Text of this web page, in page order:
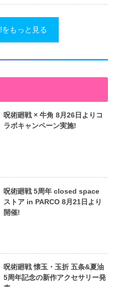
もっと見る
呪術廻戦 × 牛角 8月26日よりコ
ラボキャンペーン実施!
呪術廻戦 5周年 closed space
ストア in PARCO 8月21日より
開催!
呪術廻戦 懐玉・玉折 五条&夏油
5周年記念の新作アクセサリー発